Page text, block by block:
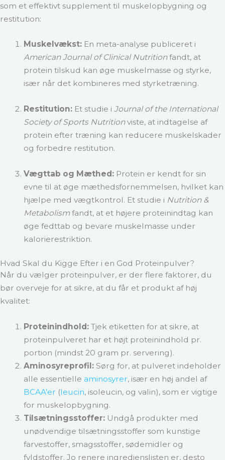
som et effektivt supplement til muskelopbygning og
restitution:
Muskelvækst:En meta-analyse publiceret i
American Journal of Clinical Nutritionfandt, at
protein tilskud kan øge muskelmasse og styrke,
især når det kombineres med styrketræning​​.
Restitution:Et studie i Journal of the International
Society of Sports Nutritionviste, at indtagelse af
protein efter træning kan reducere muskelskader
og forbedre restitution​​.
Vægttab og Mæthed:Protein er kendt for sin
evne til at øge mæthedsfornemmelsen, hvilket kan
hjælpe med vægtkontrol. Et studie i Nutrition &
Metabolismfandt, at et højere proteinindtag kan
øge fedttab og bevare muskelmasse under
kalorierestriktion​​.
Hvad Skal du Kigge Efter i en God Proteinpulver?
Når du vælger proteinpulver, er der flere faktorer, du
bør overveje for at sikre, at du får et produkt af høj
kvalitet:
Proteinindhold:Tjek etiketten for at sikre, at
proteinpulveret har et højt proteinindhold pr.
portion (mindst 20 gram pr. servering).
Aminosyreprofil:Sørg for, at pulveret indeholder
alle essentielle aminosyrer, især en høj andel af
BCAA’er (leucin, isoleucin, og valin), som er vigtige
for muskelopbygning.
Tilsætningsstoffer:Undgå produkter med
unødvendige tilsætningsstoffer som kunstige
farvestoffer, smagsstoffer, sødemidler og
fyldstoffer. Jo renere ingredienslisten er, desto